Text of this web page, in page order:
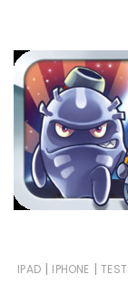
IPAD | IPHONE |